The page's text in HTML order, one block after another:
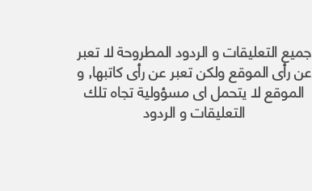
جميع التعليقات و الردود المطروحة لا تعبر
عن رأى الموقع ولكن تعبر عن رأى كاتبها, و
الموقع لا يتحمل اى مسؤولية تجاه تلك
التعليقات و الردود